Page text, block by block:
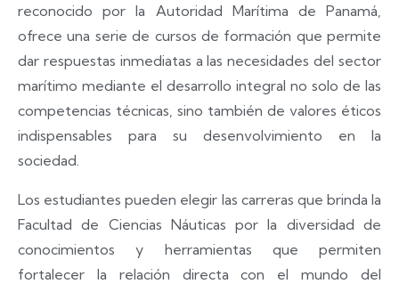
reconocido por la Autoridad Marítima de Panamá,
ofrece una serie de cursos de formación que permite
dar respuestas inmediatas a las necesidades del sector
marítimo mediante el desarrollo integral no solo de las
competencias técnicas, sino también de valores éticos
indispensables para su desenvolvimiento en la
sociedad.
Los estudiantes pueden elegir las carreras que brinda la
Facultad de Ciencias Náuticas por la diversidad de
conocimientos y herramientas que permiten
fortalecer la relación directa con el mundo del